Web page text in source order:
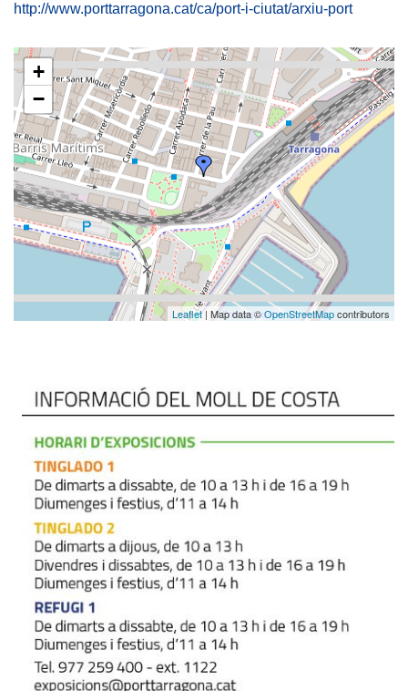
http://www.porttarragona.cat/ca/port-i-ciutat/arxiu-port
+
−
Leaflet| Map data ©OpenStreetMapcontributors